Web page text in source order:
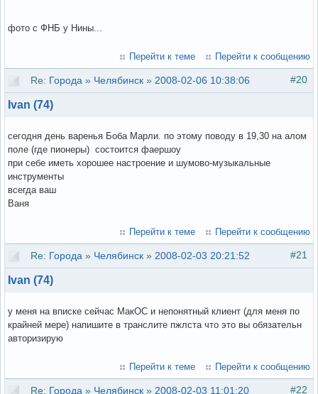
фото с ФНБ у Нины...
Перейти к теме Перейти к сообщению
#20
Re: Города » Челябинск » 2008-02-06 10:38:06
Ivan (74)
сегодня день варенья Боба Марли. по этому поводу в 19,30 на алом
поле (где пионеры) состоится фаершоу
при себе иметь хорошее настроение и шумово-музыкальные
инструменты
всегда ваш
Ваня
Перейти к теме Перейти к сообщению
#21
Re: Города » Челябинск » 2008-02-03 20:21:52
Ivan (74)
у меня на вписке сейчас МакОС и непонятный клиент (для меня по
крайней мере) напишите в транслите пжлста что это вы обязательн
авторизирую
Перейти к теме Перейти к сообщению
#22
Re: Города » Челябинск » 2008-02-03 11:01:20